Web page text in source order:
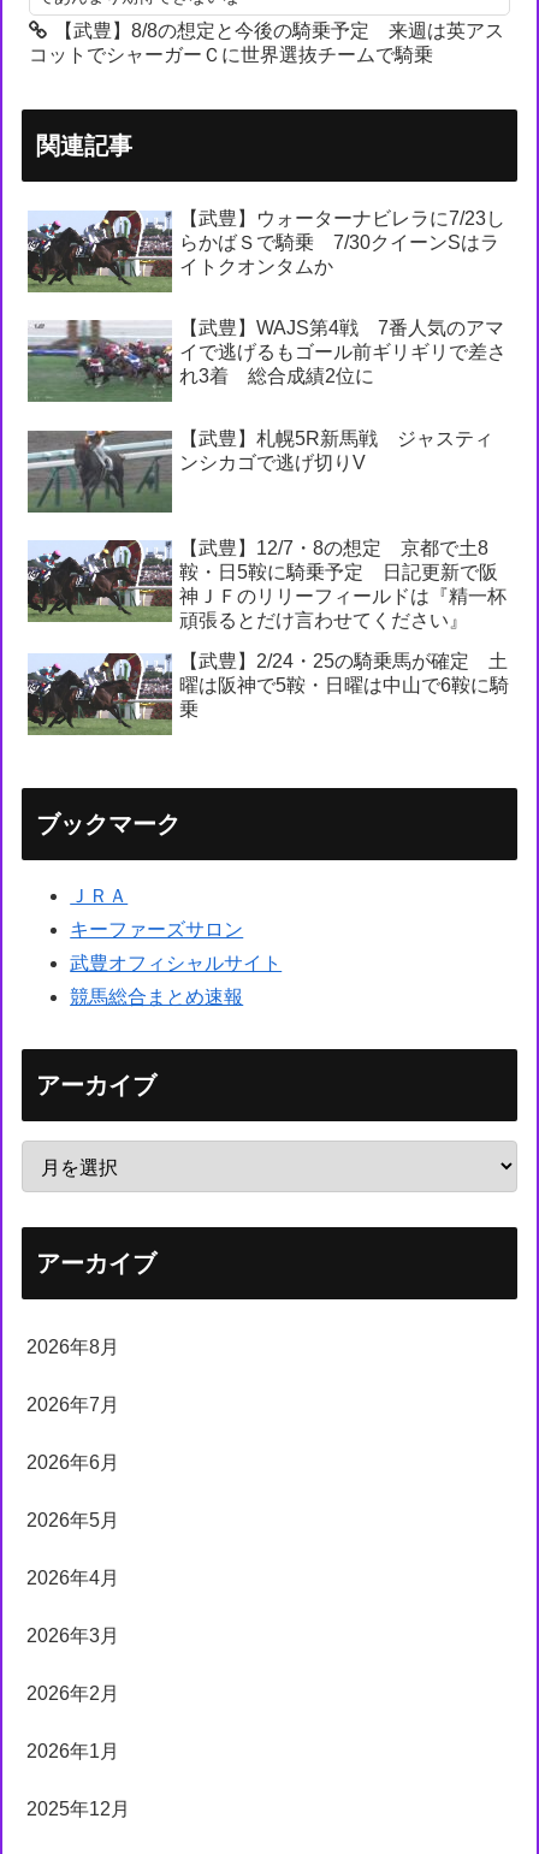
【武豊】8/8の想定と今後の騎乗予定 来週は英アス
コットでシャーガーＣに世界選抜チームで騎乗
関連記事
【武豊】ウォーターナビレラに7/23し
らかばＳで騎乗 7/30クイーンSはラ
イトクオンタムか
【武豊】WAJS第4戦 7番人気のアマ
イで逃げるもゴール前ギリギリで差さ
れ3着 総合成績2位に
【武豊】札幌5R新馬戦 ジャスティ
ンシカゴで逃げ切りV
【武豊】12/7・8の想定 京都で土8
鞍・日5鞍に騎乗予定 日記更新で阪
神ＪＦのリリーフィールドは『精一杯
頑張るとだけ言わせてください』
【武豊】2/24・25の騎乗馬が確定 土
曜は阪神で5鞍・日曜は中山で6鞍に騎
乗
ブックマーク
ＪＲＡ
キーファーズサロン
武豊オフィシャルサイト
競馬総合まとめ速報
アーカイブ
アーカイブ
2026年8月
2026年7月
2026年6月
2026年5月
2026年4月
2026年3月
2026年2月
2026年1月
2025年12月